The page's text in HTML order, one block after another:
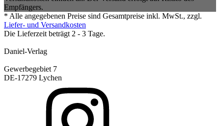
Empfängers.
* Alle angegebenen Preise sind Gesamtpreise inkl. MwSt., zzgl.
Liefer- und Versandkosten
Die Lieferzeit beträgt 2 - 3 Tage.
Daniel-Verlag
Gewerbegebiet 7
DE-17279 Lychen